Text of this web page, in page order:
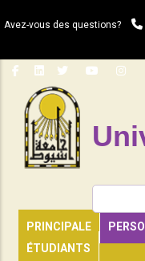
au
principal
Avez-vous des questions?
PRINCIPALE
ÉTUDIANTS